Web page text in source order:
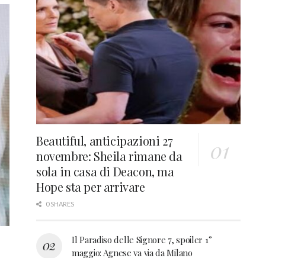
Beautiful, anticipazioni 27
novembre: Sheila rimane da
sola in casa di Deacon, ma
Hope sta per arrivare
0 SHARES
Il Paradiso delle Signore 7, spoiler 1°
maggio: Agnese va via da Milano